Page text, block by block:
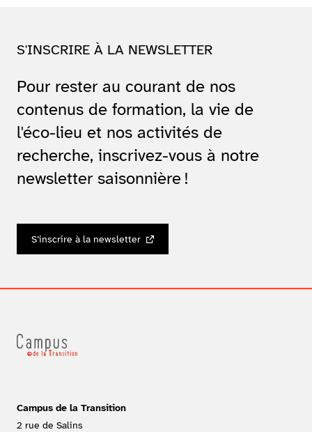
S'INSCRIRE À LA NEWSLETTER
Pour rester au courant de nos
contenus de formation, la vie de
l'éco-lieu et nos activités de
recherche, inscrivez-vous à notre
newsletter saisonnière !
S’inscrire à la newsletter
Campus de la Transition
2 rue de Salins